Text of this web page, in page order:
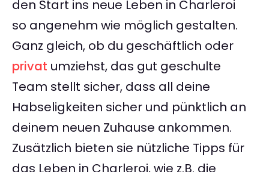
den Start ins neue Leben in Charleroi
so angenehm wie möglich gestalten.
Ganz gleich, ob du geschäftlich oder
privat umziehst, das gut geschulte
Team stellt sicher, dass all deine
Habseligkeiten sicher und pünktlich an
deinem neuen Zuhause ankommen.
Zusätzlich bieten sie nützliche Tipps für